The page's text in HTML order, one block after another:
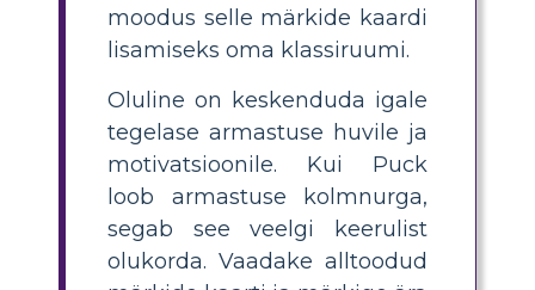
moodus selle märkide kaardi
lisamiseks oma klassiruumi.
Oluline on keskenduda igale
tegelase armastuse huvile ja
motivatsioonile. Kui Puck
loob armastuse kolmnurga,
segab see veelgi keerulist
olukorda. Vaadake alltoodud